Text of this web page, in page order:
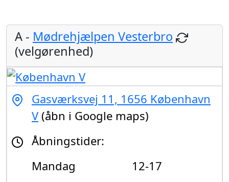
A - Mødrehjælpen Vesterbro
(velgørenhed)
Gasværksvej 11, 1656 København
V (åbn i Google maps)
Åbningstider:
Mandag
12-17